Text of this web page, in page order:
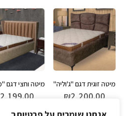
מיטה זוגית דגם "ג'וליה"
₪2,200.00
2,199.00